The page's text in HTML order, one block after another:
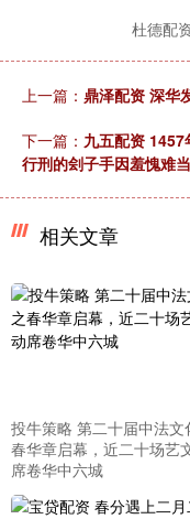
杜德配
上一篇： 鼎泽配资 深华
下一篇： 九五配资
行刑的刽子手因羞愧难
相关文章
投牛策略 第二十届中法文
春华章启幕，近二十场艺
席卷华中六城